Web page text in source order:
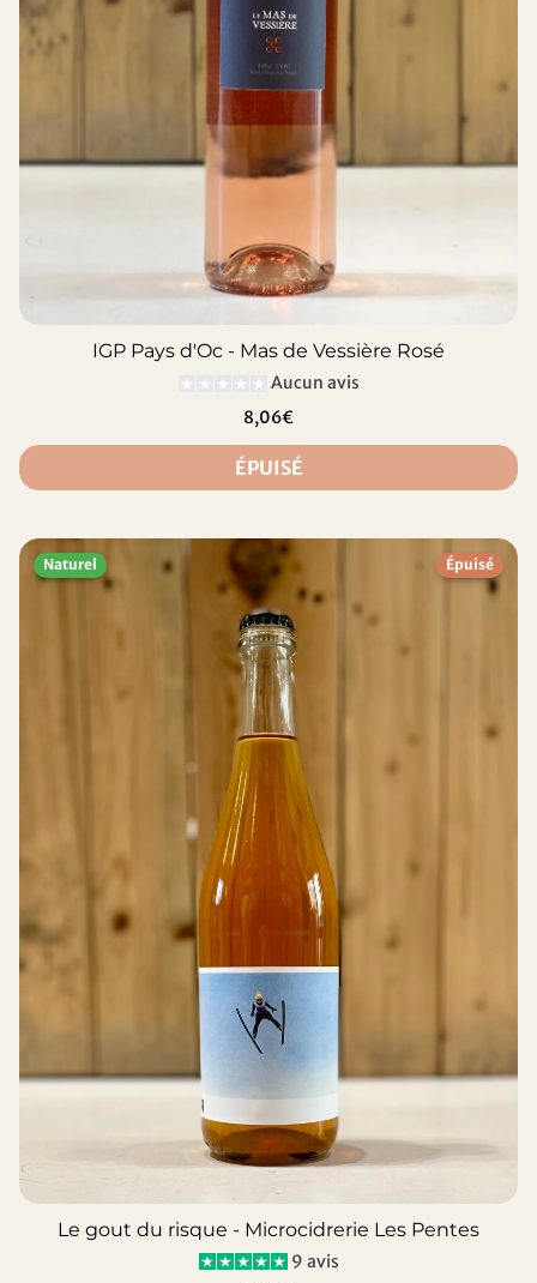
IGP Pays d'Oc - Mas de Vessière Rosé
Aucun avis
8,06€
ÉPUISÉ
Naturel Épuisé
Le gout du risque - Microcidrerie Les Pentes
9 avis